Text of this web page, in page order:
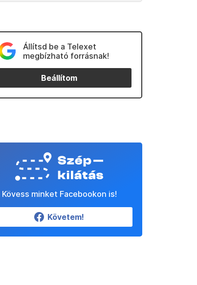
Állítsd be a Telexet
megbízható forrásnak!
Beállítom
Kövess minket Facebookon is!
Követem!